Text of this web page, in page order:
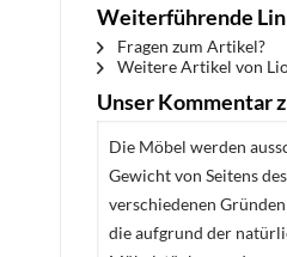
Weiterführende
Fragen zum Artikel?
Weitere Artikel von
Unser Kommentar
Die Möbel werden
Gewicht von Seitens
verschiedenen
die aufgrund der